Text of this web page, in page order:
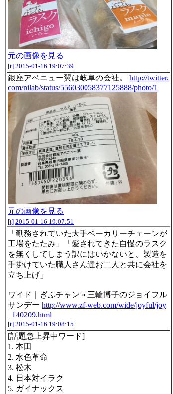
元の画像を見る
[t] 2015-01-16 19:07:39
銀座アベニュー翼は岐阜の会社。 http://twitter.
com/nilab/status/556030058377125888/photo/1
元の画像を見る
[t] 2015-01-16 19:07:51
「勤務されていた大手ベーカリーチェーンが
工場をたたみ」「愛されてきた自慢のラスク
を無くしてしまう訳にはいかないと、製造を
手掛けていた職人さん達お二人と共に会社を
立ち上げ」
ワイド｜ぎふチャン » 三輪博子のジョイフル
サンデー http://www.zf-web.com/wide/joyful/joy
_140209.html
[t] 2015-01-16 19:08:15
[話題急上昇中ワード]
1. 本田
2. 水色革命
3. 松木
4. 日本対イラク
5. ガイナックス